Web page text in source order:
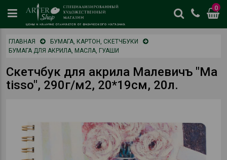
0
цены
отличается
от
ГЛАВНАЯ
БУМАГА, КАРТОН, СКЕТЧБУКИ
БУМАГА ДЛЯ АКРИЛА, МАСЛА, ГУАШИ
Скетчбук для акрила Малевичъ "Ma
tisso", 290г/м2, 20*19см, 20л.